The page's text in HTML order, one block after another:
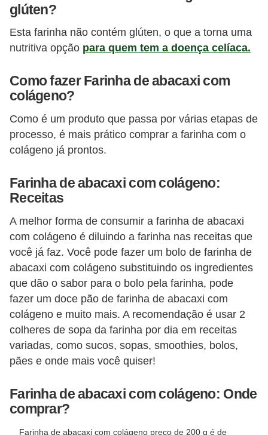
glúten?
Esta farinha não contém glúten, o que a torna uma
nutritiva opção para quem tem a doença celíaca.
Como fazer Farinha de abacaxi com
colágeno?
Como é um produto que passa por várias etapas de
processo, é mais prático comprar a farinha com o
colágeno já prontos.
Farinha de abacaxi com colágeno:
Receitas
A melhor forma de consumir a farinha de abacaxi
com colágeno é diluindo a farinha nas receitas que
você já faz. Você pode fazer um bolo de farinha de
abacaxi com colágeno substituindo os ingredientes
que dão o sabor para o bolo pela farinha, pode
fazer um doce pão de farinha de abacaxi com
colágeno e muito mais. A recomendação é usar 2
colheres de sopa da farinha por dia em receitas
variadas, como sucos, sopas, smoothies, bolos,
pães e onde mais você quiser!
Farinha de abacaxi com colágeno: Onde
comprar?
Farinha de abacaxi com colágeno preço de 200 g é de